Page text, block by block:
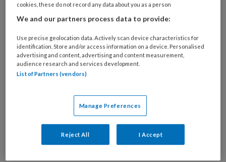
PREMIUM
Wilt u dit artikel lezen?
Bekijk de mogelijkheden
cookies, these do not record any data about you as a person
We and our partners process data to provide:
Use precise geolocation data. Actively scan device characteristics for
identification. Store and/or access information on a device. Personalised
advertising and content, advertising and content measurement,
audience research and services development.
List of Partners (vendors)
Manage Preferences
Reject All I Accept